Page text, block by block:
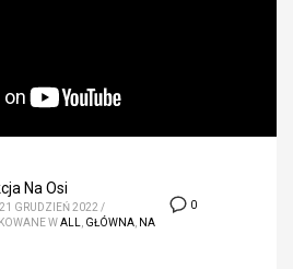
0
Na Osi
GRUDZIEŃ 2022 /
WALL GŁÓWNA NA